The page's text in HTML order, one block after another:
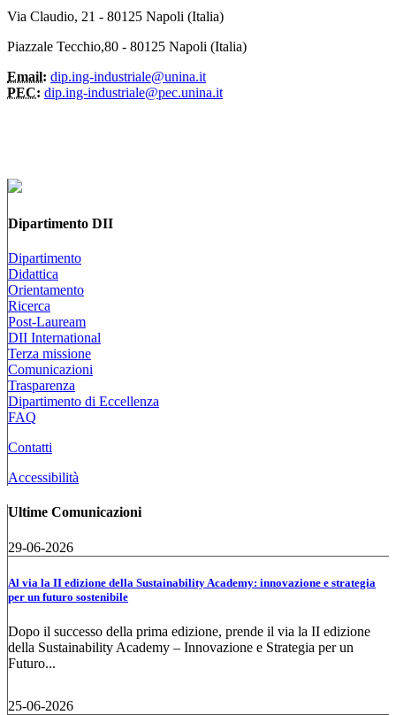
Via Claudio, 21 - 80125 Napoli (Italia)
Piazzale Tecchio,80 - 80125 Napoli (Italia)
Email: dip.ing-industriale@unina.it
PEC: dip.ing-industriale@pec.unina.it
Dipartimento DII
Dipartimento
Didattica
Orientamento
Ricerca
Post-Lauream
DII International
Terza missione
Comunicazioni
Trasparenza
Dipartimento di Eccellenza
FAQ
Contatti
Accessibilità
Ultime Comunicazioni
29-06-2026
Al via la II edizione della Sustainability Academy: innovazione e strategia
per un futuro sostenibile
Dopo il successo della prima edizione, prende il via la II edizione
della Sustainability Academy – Innovazione e Strategia per un
Futuro...
25-06-2026